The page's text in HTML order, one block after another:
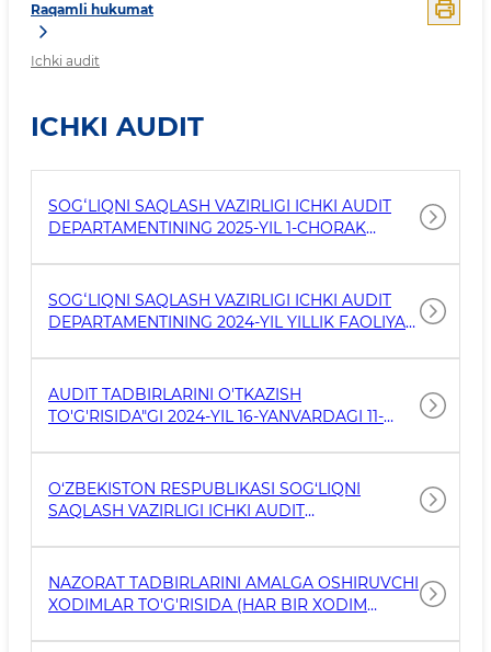
Raqamli hukumat
Ichki audit
ICHKI AUDIT
SOGʻLIQNI SAQLASH VAZIRLIGI ICHKI AUDIT
DEPARTAMENTINING 2025-YIL 1-CHORAK
SOGʻLIQNI SAQLASH VAZIRLIGI ICHKI AUDIT
DEPARTAMENTINING 2024-YIL YILLIK FAOLIYATI
AUDIT TADBIRLARINI O'TKAZISH
TO'G'RISIDA"GI 2024-YIL 16-YANVARDAGI 11-
TO'G'RISIDA
O‘ZBEKISTON RESPUBLIKASI SOG‘LIQNI
SAQLASH VAZIRLIGI ICHKI AUDIT
OYLIGI YAKUNLARI BOʻYICHA
NAZORAT TADBIRLARINI AMALGA OSHIRUVCHI
XODIMLAR TO'G'RISIDA (HAR BIR XODIM